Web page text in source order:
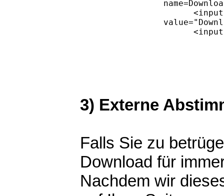
3) Externe
Falls Sie zu
Download für
Nachdem wir